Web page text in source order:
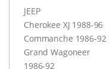
JEEP
Cherokee XJ 1988-96
Commanche 1986-92
Grand Wagoneer
1986-92